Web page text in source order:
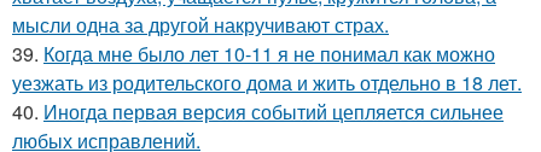
мысли одна за другой накручивают страх.
39. Когда мне было лет 10-11 я не понимал как можно
уезжать из родительского дома и жить отдельно в 18 лет.
40. Иногда первая версия событий цепляется сильнее
любых исправлений.